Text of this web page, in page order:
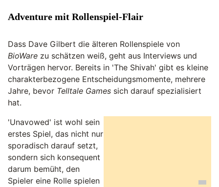
Adventure mit Rollenspiel-Flair
Dass Dave Gilbert die älteren Rollenspiele von
BioWare zu schätzen weiß, geht aus Interviews und
Vorträgen hervor. Bereits in 'The Shivah' gibt es kleine
charakterbezogene Entscheidungsmomente, mehrere
Jahre, bevor Telltale Games sich darauf spezialisiert
hat.
'Unavowed' ist wohl sein
erstes Spiel, das nicht nur
sporadisch darauf setzt,
sondern sich konsequent
darum bemüht, den
Spieler eine Rolle spielen